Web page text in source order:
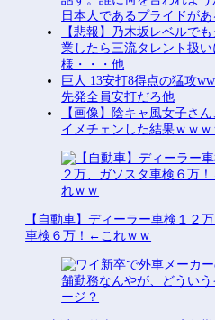
日本人であるプライドが
【悲報】乃木坂レベルで
業したら三流タレント扱
様・・・他
巨人 13安打8得点の猛攻
先発全員安打だろ他
【画像】陰キャ風女子さ
イメチェンした結果ｗｗ
【自動車】ディーラー車検１２
車検６万！←これｗｗ